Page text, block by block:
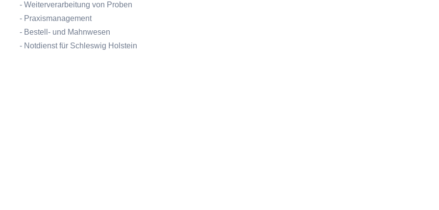
- Weiterverarbeitung von Proben
- Praxismanagement
- Bestell- und Mahnwesen
- Notdienst für Schleswig Holstein